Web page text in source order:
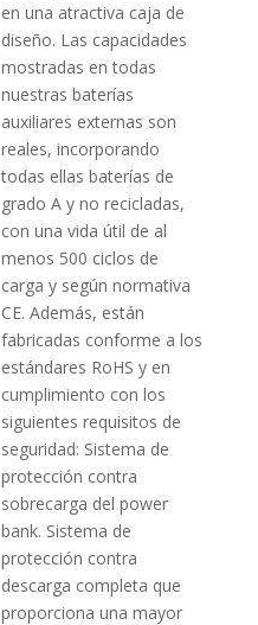
en una atractiva caja de
diseño. Las capacidades
mostradas en todas
nuestras baterías
auxiliares externas son
reales, incorporando
todas ellas baterías de
grado A y no recicladas,
con una vida útil de al
menos 500 ciclos de
carga y según normativa
CE. Además, están
fabricadas conforme a los
estándares RoHS y en
cumplimiento con los
siguientes requisitos de
seguridad: Sistema de
protección contra
sobrecarga del power
bank. Sistema de
protección contra
descarga completa que
proporciona una mayor